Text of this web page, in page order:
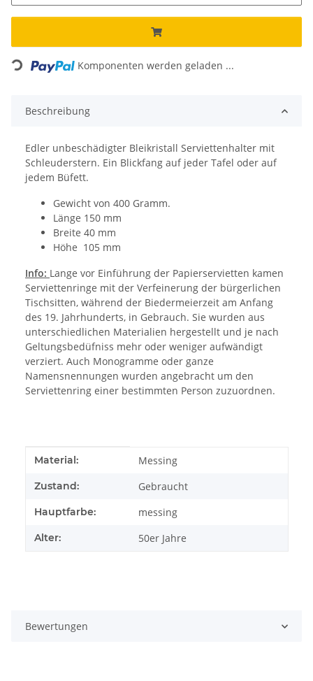
Loading... Komponenten werden geladen ...
Beschreibung
Edler unbeschädigter Bleikristall Serviettenhalter mit
Schleuderstern. Ein Blickfang auf jeder Tafel oder auf
jedem Büfett.
Gewicht von 400 Gramm.
Länge 150 mm
Breite 40 mm
Höhe 105 mm
Info: Lange vor Einführung der Papierservietten kamen
Serviettenringe mit der Verfeinerung der bürgerlichen
Tischsitten, während der Biedermeierzeit am Anfang
des 19. Jahrhunderts, in Gebrauch. Sie wurden aus
unterschiedlichen Materialien hergestellt und je nach
Geltungsbedüfniss mehr oder weniger aufwändigt
verziert. Auch Monogramme oder ganze
Namensnennungen wurden angebracht um den
Serviettenring einer bestimmten Person zuzuordnen.
Produkteigenschaft
Wert
Material: Messing
Zustand: Gebraucht
Hauptfarbe: messing
Alter: 50er Jahre
Bewertungen